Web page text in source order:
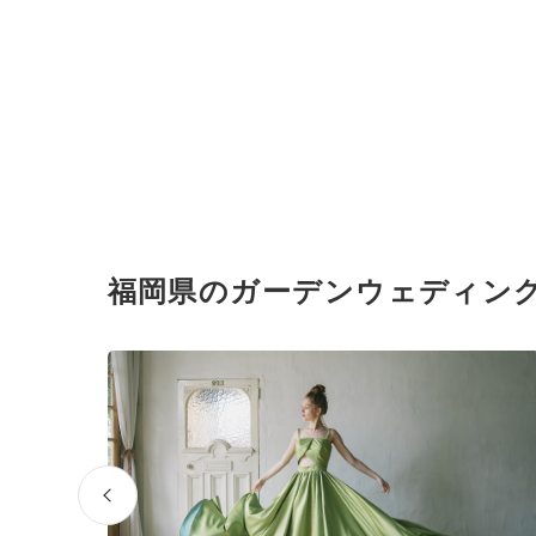
福岡県のガーデンウェディン